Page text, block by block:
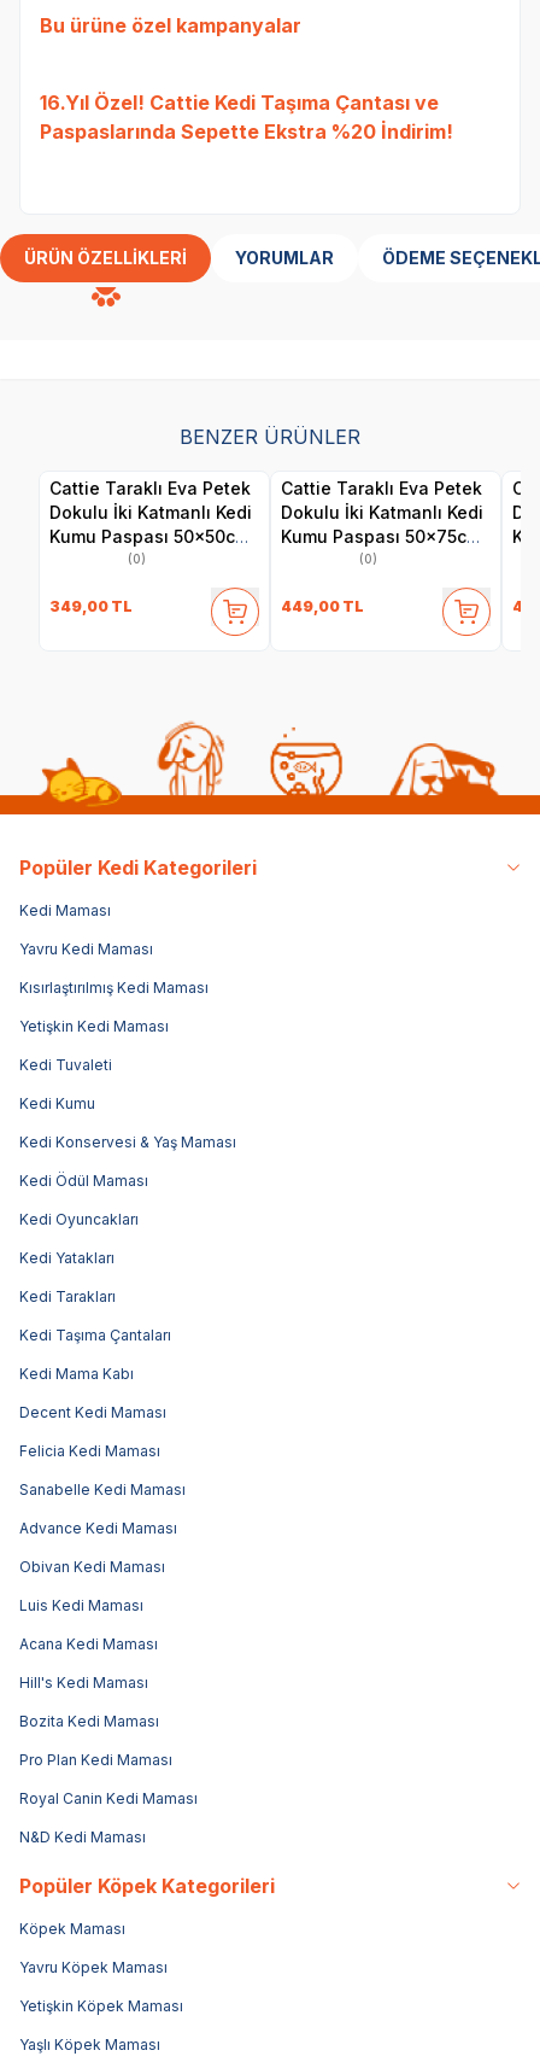
Bu ürüne özel kampanyalar
16.Yıl Özel! Cattie Kedi Taşıma Çantası ve
Paspaslarında Sepette Ekstra %20 İndirim!
ÜRÜN ÖZELLIKLERI YORUMLAR ÖDEME
BENZER ÜRÜNLER
Cattie Taraklı Eva Petek
Dokulu İki Katmanlı Kedi
Kumu Paspası 50x50cm
(0)
349,00 TL
Cattie Taraklı Eva Petek
Dokulu İki Katmanlı Kedi
Kumu Paspası 50x75cm
(0)
449,00 TL
Popüler Kedi Kategorileri
Kedi Maması
Yavru Kedi Maması
Kısırlaştırılmış Kedi Maması
Yetişkin Kedi Maması
Kedi Tuvaleti
Kedi Kumu
Kedi Konservesi & Yaş Maması
Kedi Ödül Maması
Kedi Oyuncakları
Kedi Yatakları
Kedi Tarakları
Kedi Taşıma Çantaları
Kedi Mama Kabı
Decent Kedi Maması
Felicia Kedi Maması
Sanabelle Kedi Maması
Advance Kedi Maması
Obivan Kedi Maması
Luis Kedi Maması
Acana Kedi Maması
Hill's Kedi Maması
Bozita Kedi Maması
Pro Plan Kedi Maması
Royal Canin Kedi Maması
N&D Kedi Maması
Popüler Köpek Kategorileri
Köpek Maması
Yavru Köpek Maması
Yetişkin Köpek Maması
Yaşlı Köpek Maması